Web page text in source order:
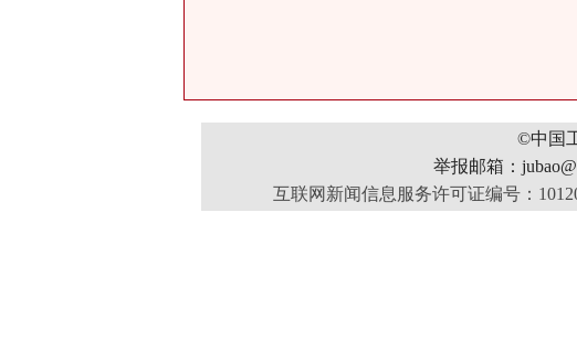
©中国
举报邮箱：
互联网新闻信息服务许可证编号：